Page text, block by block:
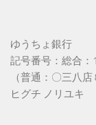
ゆうちょ銀行
記号番号：総合：
（普通：〇三八店
ヒグチ ノリユキ